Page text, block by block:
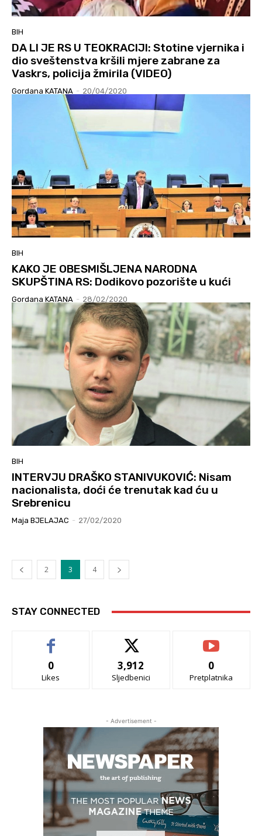
BIH
DA LI JE RS U TEOKRACIJI: Stotine vjernika i
dio sveštenstva kršili mjere zabrane za
Vaskrs, policija žmirila (VIDEO)
Gordana KATANA - 20/04/2020
BIH
KAKO JE OBESMIŠLJENA NARODNA
SKUPŠTINA RS: Dodikovo pozorište u kući
Gordana KATANA - 28/02/2020
BIH
INTERVJU DRAŠKO STANIVUKOVIĆ: Nisam
nacionalista, doći će trenutak kad ću u
Srebrenicu
Maja BJELAJAC - 27/02/2020
2 3 4
STAY CONNECTED
0
Likes
3,912
Sljedbenici
0
Pretplatnika
- Advertisement -